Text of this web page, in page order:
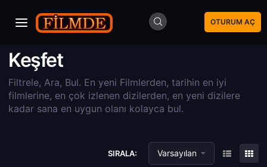
OTURUM AÇ
Keşfet
Filtrele, Ara, Bul. En yeni Filmlerden, tarihin en iyi
filmlerine, en çok izlenen dizilerden, en yeni dizilere
kadar sana en uygun olanı kolayca bul.
SIRALA: Varsayılan